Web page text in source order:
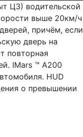
ЦЗ) водительской
выше 20км/ч
причём, если
дверь на
повторная
IMars ™ A200
HUD
о превышении